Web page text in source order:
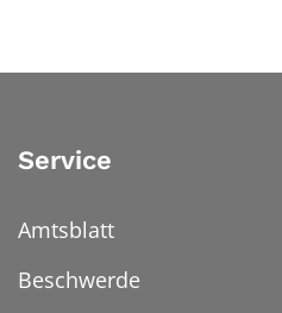
Service
Amtsblatt
Beschwerde